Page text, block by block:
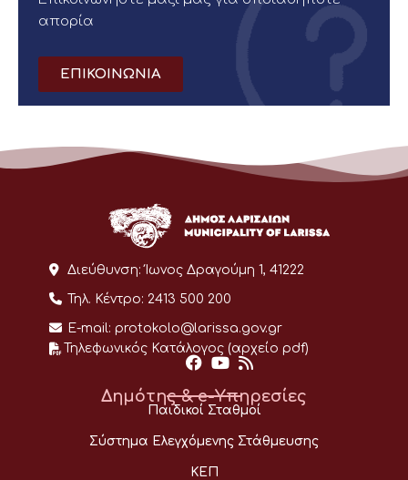
απορία
ΕΠΙΚΟΙΝΩΝΙΑ
Διεύθυνση: Ίωνος Δραγούμη 1, 41222
Τηλ. Κέντρο: 2413 500 200
E-mail: protokolo@larissa.gov.gr
Τηλεφωνικός Κατάλογος (αρχείο pdf)
Δημότης & e-Υπηρεσίες
Παιδικοί Σταθμοί
Σύστημα Ελεγχόμενης Στάθμευσης
ΚΕΠ